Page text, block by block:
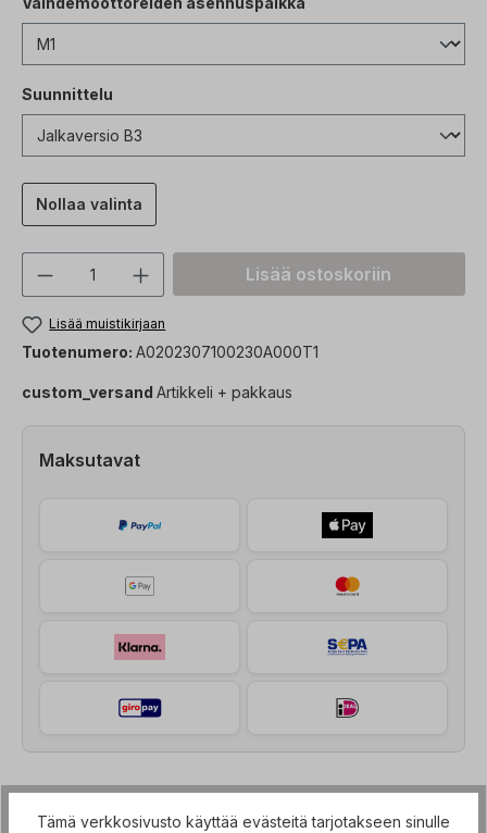
Suunnittelu
Nollaa valinta
Tuotteen määrä: Syötä haluttu arvo tai
Lisää ostoskoriin
Lisää muistikirjaan
Tuotenumero: A0202307100230A000T1
custom_versand Artikkeli + pakkaus
Maksutavat
Kuvaus
Tämä verkkosivusto käyttää evästeitä tarjotakseen sinulle